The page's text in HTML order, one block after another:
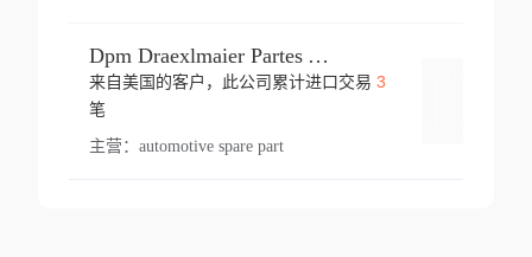
Dpm Draexlmaier Partes Automotrices Corr Ind Huejotzingo
来自美国的客户，此公司累计进口交易 3
笔
主营： automotive spare part